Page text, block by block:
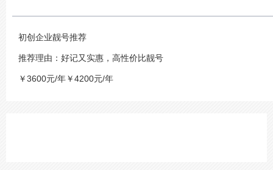
初创企业靓号推荐
推荐理由：好记又实惠，高性价比靓号
￥3600元/年￥4200元/年